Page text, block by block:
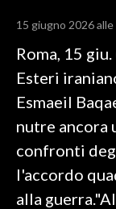
RISULTATI E
CALCIO
CALCIO REGIONALE
BASKET
VOLLEY
MOTORI
TENNIS
ALTRI SPORT
15 giugno 2026
Roma, 15
Esteri
Esmaeil
nutre ancora
confronti
l'accordo
alla